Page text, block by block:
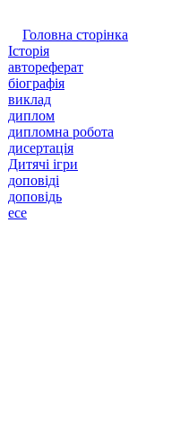
Головна сторінка
Історія
автореферат
біографія
виклад
диплом
дипломна робота
дисертація
Дитячі ігри
доповіді
доповідь
есе